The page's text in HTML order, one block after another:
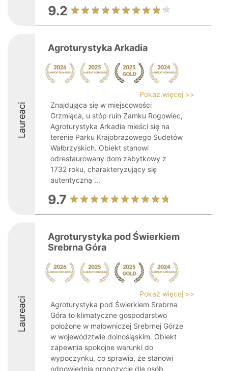
9.2
Laureaci
Agroturystyka Arkadia
Pokaż więcej >>
Znajdująca się w miejscowości
Grzmiąca, u stóp ruin Zamku Rogowiec,
Agroturystyka Arkadia mieści się na
terenie Parku Krajobrazowego Sudetów
Wałbrzyskich. Obiekt stanowi
odrestaurowany dom zabytkowy z
1732 roku, charakteryzujący się
autentyczną ...
9.7
Laureaci
Agroturystyka pod Świerkiem
Srebrna Góra
Pokaż więcej >>
Agroturystyka pod Świerkiem Srebrna
Góra to klimatyczne gospodarstwo
położone w malowniczej Srebrnej Górze
w województwie dolnośląskim. Obiekt
zapewnia spokojne warunki do
wypoczynku, co sprawia, że stanowi
odpowiednią propozycję dla osób